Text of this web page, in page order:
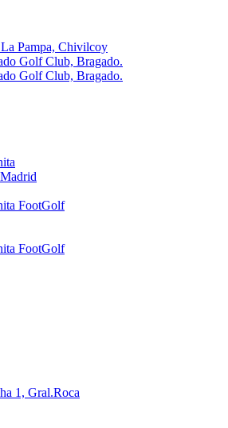
Pampa, Chivilcoy
Golf Club, Bragado.
Golf Club, Bragado.
FootGolf
FootGolf
1, Gral.Roca